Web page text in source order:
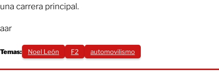
una carrera principal.
aar
Temas: Noel León F2 automovilismo